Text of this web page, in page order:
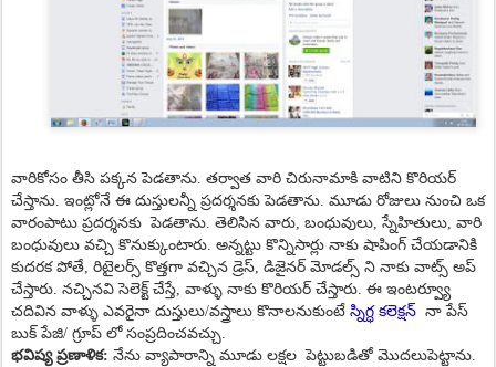
వారికోసం తీసి ప‌క్క‌న పెడ‌తాను. తర్వాత వారి చిరునామాకి వాటిని కొరియ‌ర్
చేస్తాను. ఇంట్లోనే ఈ దుస్తుల‌న్నీ ప్ర‌ద‌ర్శ‌న‌కు పెడతాను. మూడు రోజులు నుంచి ఒక
వారంపాటు ప్ర‌ద‌ర్శన‌కుపెడతాను. తెలిసిన వారు, బంధువులు, స్నేహితులు, వారి
బంధువులు వచ్చి కొనుక్కుంటారు. అన్నట్టు కొన్నిసార్లు నాకు షాపింగ్ చేయడానికి
కుదరక పోతే, రిటైలర్స్ కొత్తగా వచ్చిన డ్రెస్, డిజైనర్ మోడల్స్ ని నాకు వాట్స్ అప్
చేస్తారు. నచ్చినవి సెలెక్ట్ చేస్తే, వాళ్ళు నాకు కొరియర్ చేస్తారు. ఈ ఇంటర్వ్యూ
చదివిన వాళ్ళు ఎవరైనా దుస్తులు/వస్త్రాలు కొనాలనుకుంటే స్నిగ్ధ కలెక్షన్ నా పేస్
బుక్ పేజి/ గ్రూప్ లో సంప్రదించవచ్చు.
భవిష్య ప్రణాళిక: నేను వ్యాపారాన్ని మూడు ల‌క్ష‌ల పెట్టుబ‌డితో మొద‌లుపెట్టాను.